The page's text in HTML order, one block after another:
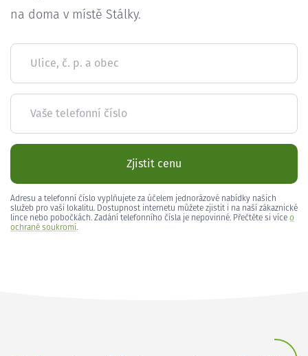
na doma v místě Stálky.
Ulice, č. p. a obec
Vaše telefonní číslo
Zjistit cenu
Adresu a telefonní číslo vyplňujete za účelem jednorázové nabídky našich
služeb pro vaši lokalitu. Dostupnost internetu můžete zjistit i na naší zákaznické
lince nebo pobočkách. Zadání telefonního čísla je nepovinné. Přečtěte si více o
ochraně soukromí.